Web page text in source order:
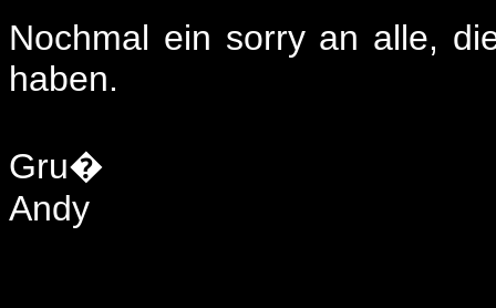
Nochmal ein sorry an alle,
haben.
Gru�
Andy